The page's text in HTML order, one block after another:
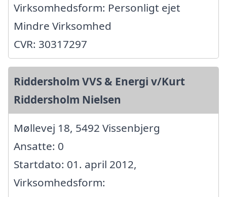
Virksomhedsform: Personligt ejet
Mindre Virksomhed
CVR: 30317297
Riddersholm VVS & Energi v/Kurt
Riddersholm Nielsen
Møllevej 18, 5492 Vissenbjerg
Ansatte: 0
Startdato: 01. april 2012,
Virksomhedsform: